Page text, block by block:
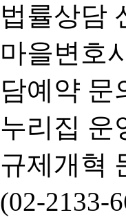
법률상담
마을변호
담예약 문
누리집 운
규제개혁
(02-2133-